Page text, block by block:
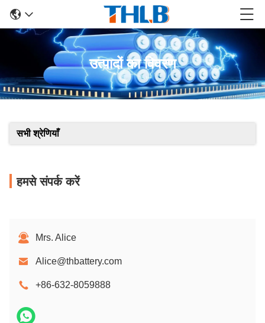
उत्पादों का विवरण
सभी श्रेणियाँ
हमसे संपर्क करें
Mrs. Alice
Alice@thbattery.com
+86-632-8059888